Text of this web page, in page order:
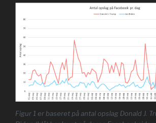
Figur 1 er baseret på antal opslag Donald J.